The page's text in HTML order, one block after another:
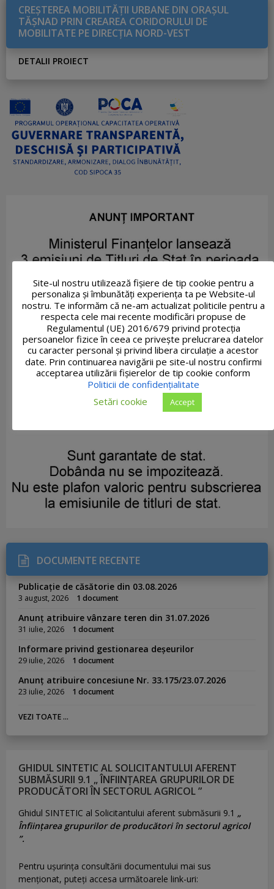
CREŞTEREA MOBILITĂŢII URBANE DIN ORAŞUL
TĂŞNAD PRIN CREAREA CORIDORULUI DE
MOBILITATE PE DIRECŢIA NORD-VEST
DETALII PROIECT
DOCUMENTE RECENTE
Publicație de căsătorie din 03.08.2026
3 august, 2026 1 document
Anunț atribuire vânzare teren din 31.07.2026
31 iulie, 2026 1 document
Informare privind gestionarea deșeurilor
29 iulie, 2026 1 document
Anunț atribuire concesiune Nr. 33.175/23.07.2026
23 iulie, 2026 1 document
VEZI TOATE ...
GHIDUL SINTETIC AL SOLICITANTULUI AFERENT
SUBMĂSURII 9.1 „ ÎNFIINȚAREA GRUPURILOR DE
PRODUCĂTORI ÎN SECTORUL AGRICOL ”
Ghidul SINTETIC al Solicitantului aferent submăsurii 9.1 „
Înființarea grupurilor de producători în sectorul agricol
”.
Pentru uşurinţa consultării documentului mai sus
menţionat, puteţi accesa următoarele link-uri:
Site-ul nostru utilizează fişiere de tip cookie pentru a
personaliza și îmbunătăți experiența ta pe Website-ul
nostru. Te informăm că ne-am actualizat politicile pentru a
respecta cele mai recente modificări propuse de
Regulamentul (UE) 2016/679 privind protecția
persoanelor fizice în ceea ce privește prelucrarea datelor
cu caracter personal și privind libera circulație a acestor
date. Prin continuarea navigării pe site-ul nostru confirmi
acceptarea utilizării fişierelor de tip cookie conform
Politicii de confidențialitate
Setări cookie
Accept